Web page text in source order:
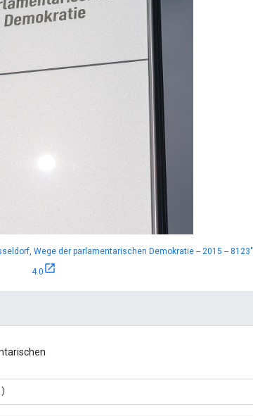
Wege der parlamentarischen Demokratie -- 2015 -- 8123"
4.0